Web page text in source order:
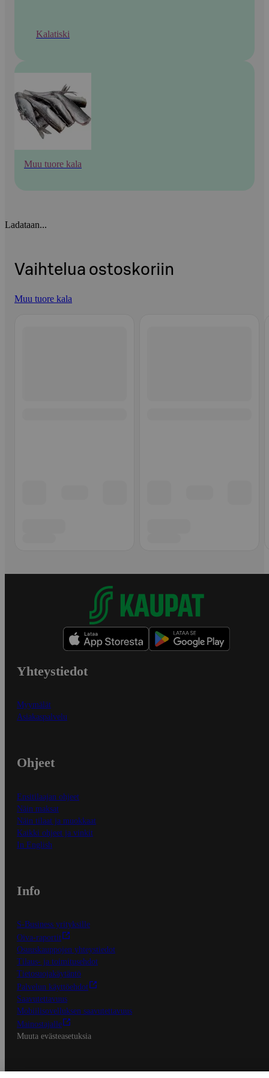
Kalatiski
Muu tuore kala
Ladataan...
Vaihtelua ostoskoriin
Muu tuore kala
Yhteystiedot
Myymälät
Asiakaspalvelu
Ohjeet
Ensitilaajan ohjeet
Näin maksat
Näin tilaat ja muokkaat
Kaikki ohjeet ja vinkit
In English
Info
S-Business yrityksille
Oiva-raportit
Osuuskauppojen yhteystiedot
Tilaus- ja toimitusehdot
Tietosuojakäytäntö
Palvelun käyttöehdot
Saavutettavuus
Mobiilisovelluksen saavutettavuus
Mainostajalle
Muuta evästeasetuksia